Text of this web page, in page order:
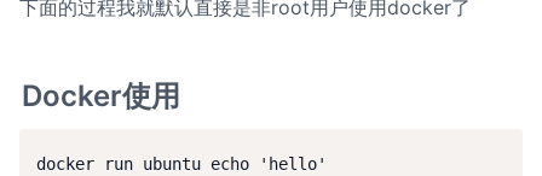
下面的过程我就默认直接是非root用户使用docker了
Docker使用
docker run ubuntu echo 'hello'